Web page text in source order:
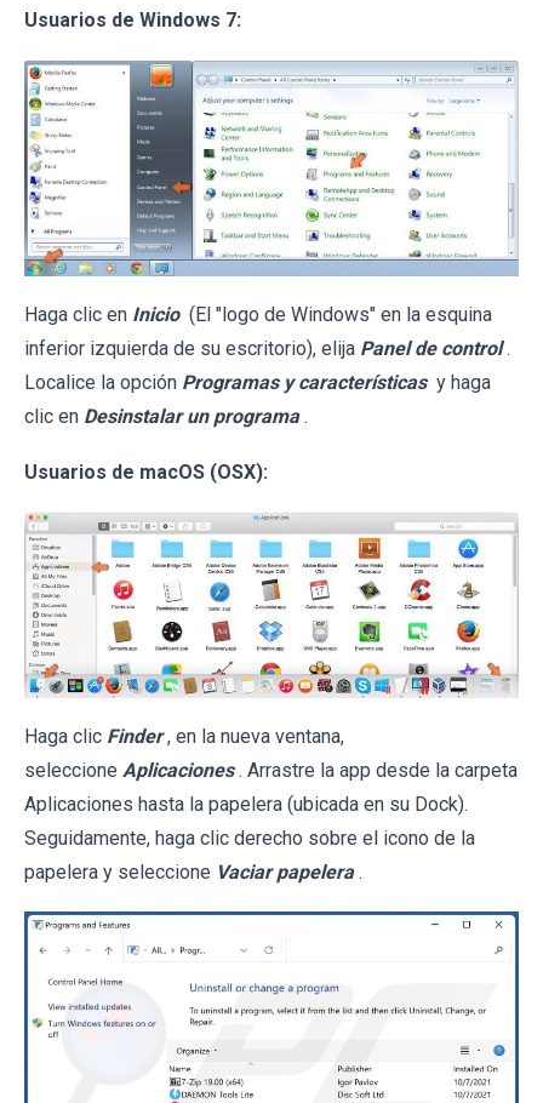
Usuarios de Windows 7:
Haga clic en Inicio (El "logo de Windows" en la esquina
inferior izquierda de su escritorio), elija Panel de control .
Localice la opción Programas y características y haga
clic en Desinstalar un programa .
Usuarios de macOS (OSX):
Haga clic Finder , en la nueva ventana,
seleccione Aplicaciones . Arrastre la app desde la carpeta
Aplicaciones hasta la papelera (ubicada en su Dock).
Seguidamente, haga clic derecho sobre el icono de la
papelera y seleccione Vaciar papelera .